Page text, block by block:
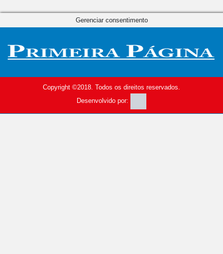
Copyright ©2018. Todos os direitos reservados.
Desenvolvido por:
Gerenciar consentimento